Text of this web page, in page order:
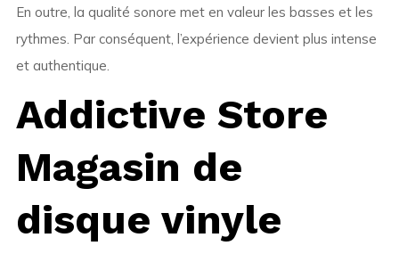
En outre, la qualité sonore met en valeur les basses et les
rythmes. Par conséquent, l’expérience devient plus intense
et authentique.
Addictive Store
Magasin de
disque vinyle